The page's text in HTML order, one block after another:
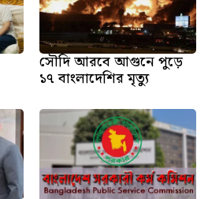
সৌদি আরবে আগুনে পুড়ে
১৭ বাংলাদেশির মৃত্যু